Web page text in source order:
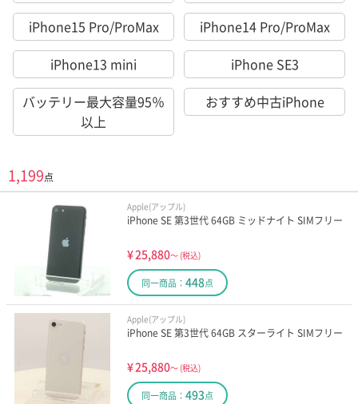
iPhone15 Pro/ProMax
iPhone14 Pro/ProMax
iPhone13 mini
iPhone SE3
バッテリー最大容量95％
以上
おすすめ中古iPhone
1,199点
Apple(アップル)
iPhone SE 第3世代 64GB ミッドナイト SIMフリー
¥25,880～ (税込)
同一商品： 448点
Apple(アップル)
iPhone SE 第3世代 64GB スターライト SIMフリー
¥25,880～ (税込)
同一商品： 493点